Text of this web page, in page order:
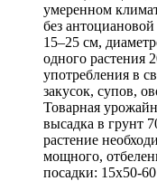
умеренном
без
15–25 см,
одного растения
употребления в
закусок, супов,
Товарная
высадка в грунт
растение
мощного,
посадки: 15x50-